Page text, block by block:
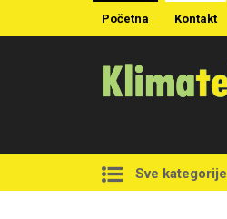
Početna Kontakt
Sve kategorije